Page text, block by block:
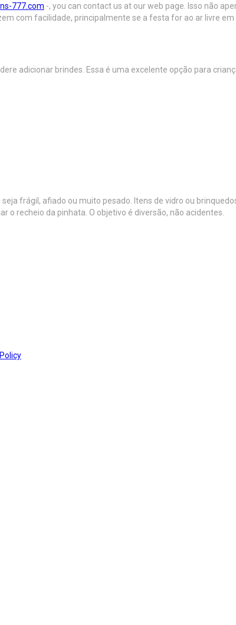
777.com -, you can contact us at our web page. Isso não
com facilidade, principalmente se a festa for ao ar livre em
adicionar brindes. Essa é uma excelente opção para
frágil, afiado ou muito pesado. Itens de vidro ou
o recheio da pinhata. O objetivo é diversão, não acidentes.